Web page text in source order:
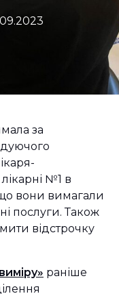
за
лікарні №1 в
вони вимагали
послуги. Також
відстрочку
раніше